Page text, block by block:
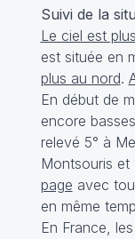
Suivi de la
Le ciel est
est située en
plus au nord.
En début de
encore
relevé 5° à
Montsouris et
page avec
en même
En France,